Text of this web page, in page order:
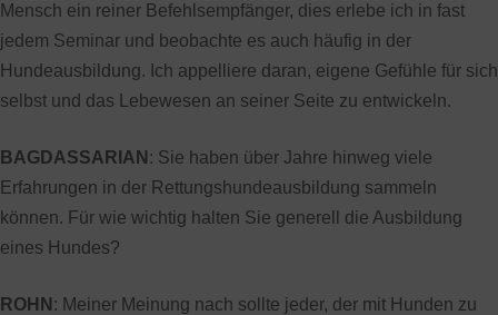
Mensch ein reiner Befehlsempfänger, dies erlebe ich in fast
jedem Seminar und beobachte es auch häufig in der
Hundeausbildung. Ich appelliere daran, eigene Gefühle für sich
selbst und das Lebewesen an seiner Seite zu entwickeln.
BAGDASSARIAN : Sie haben über Jahre hinweg viele
Erfahrungen in der Rettungshundeausbildung sammeln
können. Für wie wichtig halten Sie generell die Ausbildung
eines Hundes?
ROHN : Meiner Meinung nach sollte jeder, der mit Hunden zu